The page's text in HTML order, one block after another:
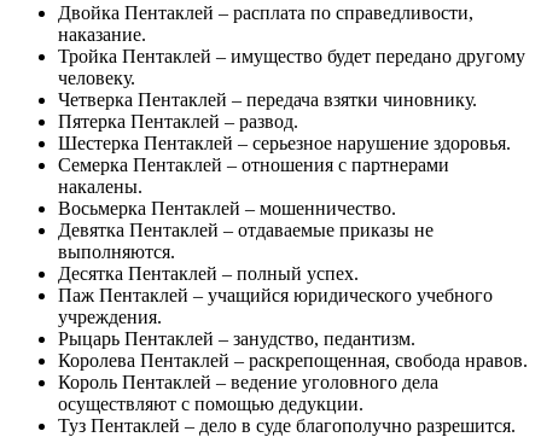
Двойка Пентаклей – расплата по справедливости,
наказание.
Тройка Пентаклей – имущество будет передано другому
человеку.
Четверка Пентаклей – передача взятки чиновнику.
Пятерка Пентаклей – развод.
Шестерка Пентаклей – серьезное нарушение здоровья.
Семерка Пентаклей – отношения с партнерами
накалены.
Восьмерка Пентаклей – мошенничество.
Девятка Пентаклей – отдаваемые приказы не
выполняются.
Десятка Пентаклей – полный успех.
Паж Пентаклей – учащийся юридического учебного
учреждения.
Рыцарь Пентаклей – занудство, педантизм.
Королева Пентаклей – раскрепощенная, свобода нравов.
Король Пентаклей – ведение уголовного дела
осуществляют с помощью дедукции.
Туз Пентаклей – дело в суде благополучно разрешится.